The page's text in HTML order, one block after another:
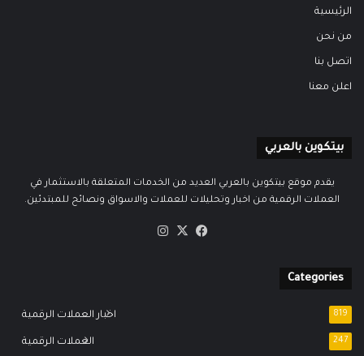
الرئيسية
من نحن
اتصل بنا
اعلن معنا
بيتكوين بالعربي
يقدم موقع بيتكوين بالعربي العديد من الخدمات المتعلقة بالاستثمار في
العملات الرقمية من اخبار وتحليلات للعملات والاسواق ونصائح للمبتدئين.
فيسبوك
‫X
Categories
اخبار العملات الرقمية 819
العملات الرقمية 247